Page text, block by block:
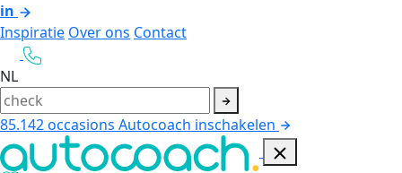
in
Inspiratie Over ons Contact
NL
85.142occasions Autocoach inschakelen